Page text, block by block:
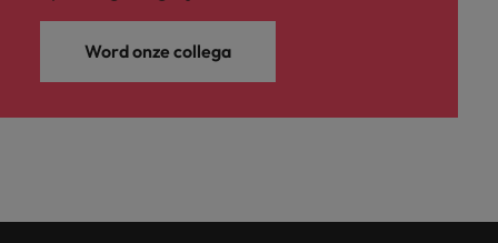
Word onze collega